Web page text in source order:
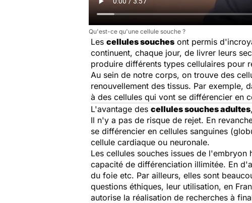
Qu'est-ce qu'une cellule souche ?
Les cellules souches ont permis
continuent, chaque jour, de livrer leurs
produire différents types cellulaires pour
Au sein de notre corps, on trouve des
renouvellement des tissus. Par exemple,
à des cellules qui vont se différencier en
L'avantage des cellules souches adultes
Il n'y a pas de risque de rejet. En
se différencier en cellules sanguines
cellule cardiaque ou neuronale.
Les cellules souches issues de
capacité de différenciation illimitée. En
du foie etc. Par ailleurs, elles sont
questions éthiques, leur utilisation, en
autorise la réalisation de recherches à